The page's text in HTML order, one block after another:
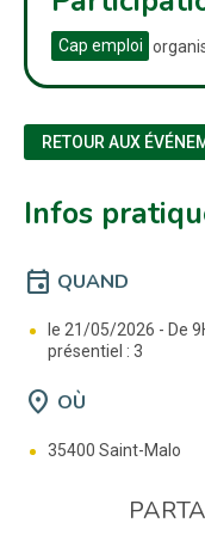
Cap emploi
RETOUR AUX
Infos
event QUAND
le 21/05/2026 - De
présentiel : 3
location_on OÙ
35400 Saint-Malo